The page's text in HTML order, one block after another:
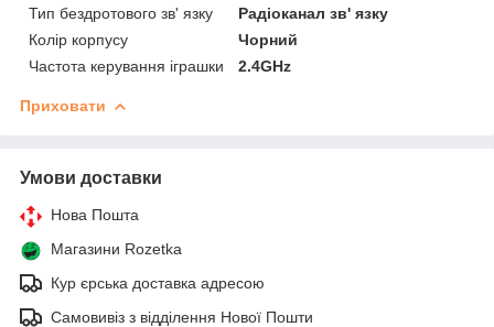
Тип бездротового зв' язку
Радіоканал зв' язку
Колір корпусу
Чорний
Частота керування іграшки
2.4GHz
Приховати
Умови доставки
Нова Пошта
Магазини Rozetka
Кур єрська доставка адресою
Самовивіз з відділення Нової Пошти